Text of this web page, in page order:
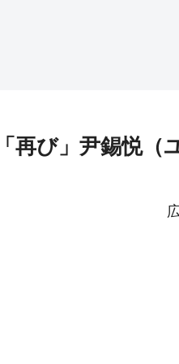
再び」尹錫悦（